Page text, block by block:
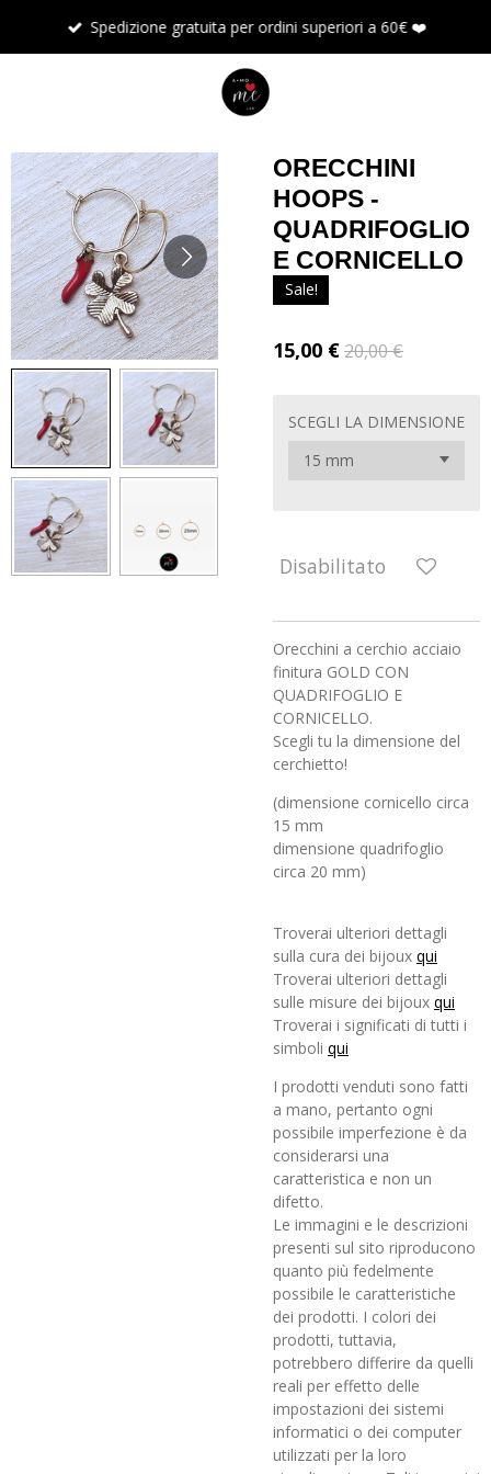
Spedizione gratuita per ordini superiori a 60€ ❤️
ORECCHINI
HOOPS -
QUADRIFOGLIO
E CORNICELLO
Sale!
15,00 €20,00 €
SCEGLI LA DIMENSIONE
Disabilitato
Orecchini a cerchio acciaio
finitura GOLD CON
QUADRIFOGLIO E
CORNICELLO.
Scegli tu la dimensione del
cerchietto!
(dimensione cornicello circa
15 mm
dimensione quadrifoglio
circa 20 mm)
Troverai ulteriori dettagli
sulla cura dei bijoux qui
Troverai ulteriori dettagli
sulle misure dei bijoux qui
Troverai i significati di tutti i
simboli qui
I prodotti venduti sono fatti
a mano, pertanto ogni
possibile imperfezione è da
considerarsi una
caratteristica e non un
difetto.
Le immagini e le descrizioni
presenti sul sito riproducono
quanto più fedelmente
possibile le caratteristiche
dei prodotti. I colori dei
prodotti, tuttavia,
potrebbero differire da quelli
reali per effetto delle
impostazioni dei sistemi
informatici o dei computer
utilizzati per la loro